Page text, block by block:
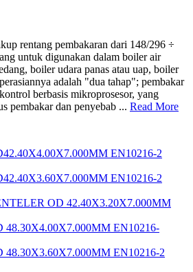
rentang pembakaran dari 148/296 ÷
untuk digunakan dalam boiler air
boiler udara panas atau uap, boiler
adalah "dua tahap"; pembakar
berbasis mikroprosesor, yang
pembakar dan penyebab ... Read More
EN10216-2
EN10216-2
OD 42.40X3.20X7.000MM
48.30X4.00X7.000MM EN10216-
48.30X3.60X7.000MM EN10216-2